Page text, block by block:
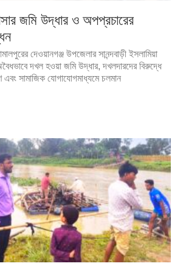
জমি উদ্ধার ও অপপ্রচারের
দেওয়ানগঞ্জ উপজেলার সানন্দবাড়ী ইসলামিয়া
দখল হওয়া জমি উদ্ধার, দখলদারদের বিরুদ্ধে
সামাজিক যোগাযোগমাধ্যমে চলমান